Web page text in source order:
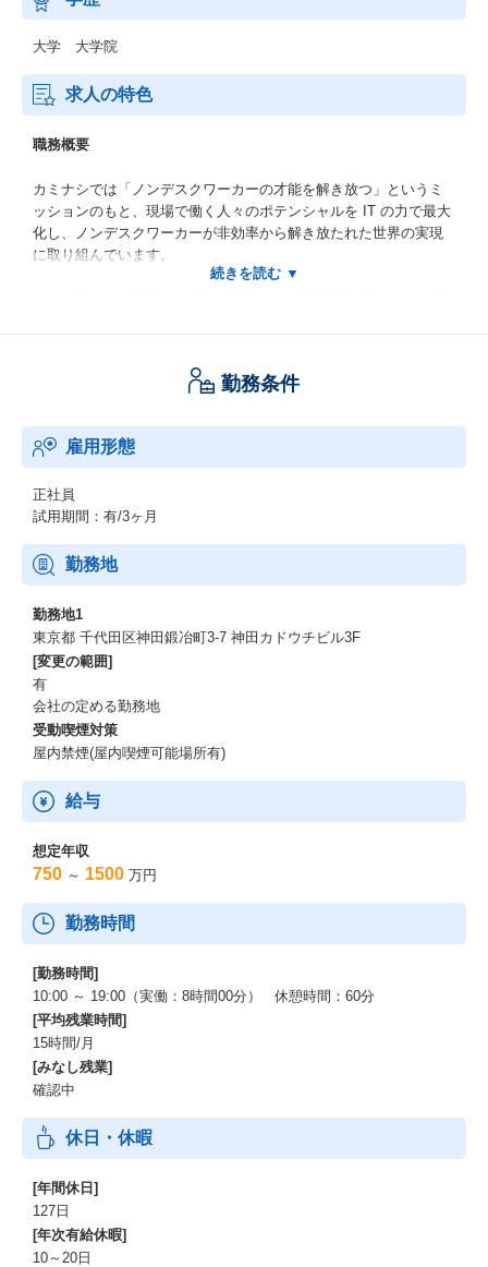
大学 大学院
求人の特色
職務概要
カミナシでは「ノンデスクワーカーの才能を解き放つ」というミ
ッションのもと、現場で働く人々のポテンシャルを IT の力で最大
化し、ノンデスクワーカーが非効率から解き放たれた世界の実現
に取り組んでいます。
再現できると信じています。
フォンを使っています。
プライベートな予定をカレンダーアプリで管理し、日々の支払い
ではキャッシュレス決済が当たり前。
そんなデジタルに慣れ親しんでいるはずの彼らが、現場仕事では
非効率な紙ベースの業務遂行や管理に多くの時間を奪われていま
カミナシ エンジニアリングチームは、そのような現場に変革をも
たらすプロダクトを開発し、サービスとして提供しています。
3,900万人 ー 日本を支える就労人口のおよそ半分を占めるノンデ
スクワーカー。
彼らの新しい働き方を、私たちと一緒に実現していきましょう。
カミナシ エンジニアリングチームの特徴
カミナシのAIエンジニアはAI機能の検証から運用・改善までを一
貫して見据え、ソフトウェアエンジニア（SWE）と並走しながら
プロダクト開発を前に進めます。
ユーザーとの距離の近さを活かし、顧客インタビューや現場理解
を通じて得た一次情報を、検証設計や実装方針に反映します。
特定技術に軸を置くエンジニアが多いですが、バックエンドだ
け、インフラだけ、という分業ではなく、技術の垣根を越えて課
本ポジション募集の背景
2023年のシリーズB資金調達後、カミナシはマルチプロダクト戦略
に舵を切り、
直近1〜1.5年の間にその提供プロダクト数をそれまでの1つから5
この急加速したプロダクト展開と事業成長、そして事業およびプ
ロダクト両面でのAI活用が進むなかで、
各サービスチーム（製品開発チーム）がAIを前提とした検証・開
発・運用を自律的に行える状態を組織として支える必要性が高ま
ってきました。
勤務条件
雇用形態
正社員
試用期間：有/3ヶ月
勤務地
勤務地1
東京都 千代田区神田鍛冶町3-7 神田カドウチビル3F
[変更の範囲]
有
会社の定める勤務地
受動喫煙対策
屋内禁煙(屋内喫煙可能場所有)
給与
想定年収
750 ～ 1500 万円
勤務時間
[勤務時間]
10:00 ～ 19:00（実働：8時間00分） 休憩時間：60分
[平均残業時間]
15時間/月
[みなし残業]
確認中
休日・休暇
[年間休日]
127日
[年次有給休暇]
10～20日